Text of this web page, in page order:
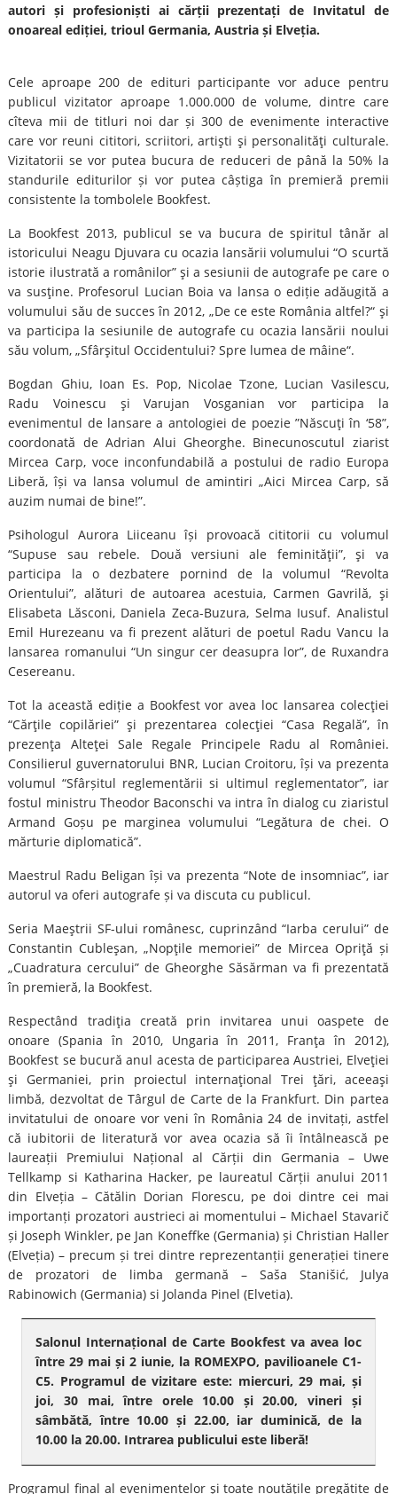
autori și profesioniști ai cărții prezentați de Invitatul de
onoareal ediției, trioul Germania, Austria și Elveția.
Cele aproape 200 de edituri participante vor aduce pentru
publicul vizitator aproape 1.000.000 de volume, dintre care
cîteva mii de titluri noi dar și 300 de evenimente interactive
care vor reuni cititori, scriitori, artişti şi personalităţi culturale.
Vizitatorii se vor putea bucura de reduceri de până la 50% la
standurile editurilor și vor putea câștiga în premieră premii
consistente la tombolele Bookfest.
La Bookfest 2013, publicul se va bucura de spiritul tânăr al
istoricului Neagu Djuvara cu ocazia lansării volumului “O scurtă
istorie ilustrată a românilor” şi a sesiunii de autografe pe care o
va susţine. Profesorul Lucian Boia va lansa o ediție adăugită a
volumului său de succes în 2012, „De ce este România altfel?“ şi
va participa la sesiunile de autografe cu ocazia lansării noului
său volum, „Sfârşitul Occidentului? Spre lumea de mâine“.
Bogdan Ghiu, Ioan Es. Pop, Nicolae Tzone, Lucian Vasilescu,
Radu Voinescu şi Varujan Vosganian vor participa la
evenimentul de lansare a antologiei de poezie ”Născuţi în ‘58”,
coordonată de Adrian Alui Gheorghe. Binecunoscutul ziarist
Mircea Carp, voce inconfundabilă a postului de radio Europa
Liberă, își va lansa volumul de amintiri „Aici Mircea Carp, să
auzim numai de bine!”.
Psihologul Aurora Liiceanu își provoacă cititorii cu volumul
“Supuse sau rebele. Două versiuni ale feminităţii”, şi va
participa la o dezbatere pornind de la volumul “Revolta
Orientului”, alături de autoarea acestuia, Carmen Gavrilă, şi
Elisabeta Lăsconi, Daniela Zeca-Buzura, Selma Iusuf. Analistul
Emil Hurezeanu va fi prezent alături de poetul Radu Vancu la
lansarea romanului “Un singur cer deasupra lor”, de Ruxandra
Cesereanu.
Tot la această ediție a Bookfest vor avea loc lansarea colecţiei
“Cărţile copilăriei” şi prezentarea colecţiei “Casa Regală”, în
prezenţa Alteţei Sale Regale Principele Radu al României.
Consilierul guvernatorului BNR, Lucian Croitoru, își va prezenta
volumul “Sfârșitul reglementării si ultimul reglementator”, iar
fostul ministru Theodor Baconschi va intra în dialog cu ziaristul
Armand Goșu pe marginea volumului “Legătura de chei. O
mărturie diplomatică”.
Maestrul Radu Beligan își va prezenta “Note de insomniac”, iar
autorul va oferi autografe și va discuta cu publicul.
Seria Maeştrii SF-ului românesc, cuprinzând “Iarba cerului” de
Constantin Cubleşan, „Nopţile memoriei” de Mircea Opriţă și
„Cuadratura cercului” de Gheorghe Săsărman va fi prezentată
în premieră, la Bookfest.
Respectând tradiţia creată prin invitarea unui oaspete de
onoare (Spania în 2010, Ungaria în 2011, Franţa în 2012),
Bookfest se bucură anul acesta de participarea Austriei, Elveţiei
şi Germaniei, prin proiectul internaţional Trei ţări, aceeaşi
limbă, dezvoltat de Târgul de Carte de la Frankfurt. Din partea
invitatului de onoare vor veni în România 24 de invitați, astfel
că iubitorii de literatură vor avea ocazia să îi întâlnească pe
laureații Premiului Național al Cărții din Germania – Uwe
Tellkamp si Katharina Hacker, pe laureatul Cărții anului 2011
din Elveția – Cătălin Dorian Florescu, pe doi dintre cei mai
importanți prozatori austrieci ai momentului – Michael Stavarič
și Joseph Winkler, pe Jan Koneffke (Germania) și Christian Haller
(Elveția) – precum și trei dintre reprezentanții generației tinere
de prozatori de limba germană – Saša Stanišić, Julya
Rabinowich (Germania) si Jolanda Pinel (Elvetia).
Salonul Internațional de Carte Bookfest va avea loc
între 29 mai și 2 iunie, la ROMEXPO, pavilioanele C1-
C5. Programul de vizitare este: miercuri, 29 mai, și
joi, 30 mai, între orele 10.00 și 20.00, vineri și
sâmbătă, între 10.00 și 22.00, iar duminică, de la
10.00 la 20.00. Intrarea publicului este liberă!
Programul final al evenimentelor şi toate noutăţile pregătite de